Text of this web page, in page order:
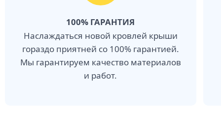
100% ГАРАНТИЯ
Наслаждаться новой кровлей крыши
гораздо приятней со 100% гарантией.
Мы гарантируем качество материалов
и работ.